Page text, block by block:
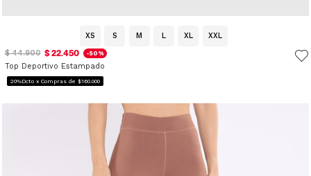
XS S M L XL
XXL
$ 44.900 $ 22.450 -50%
Top Deportivo Estampado
20%Dcto x Compras de $160.000